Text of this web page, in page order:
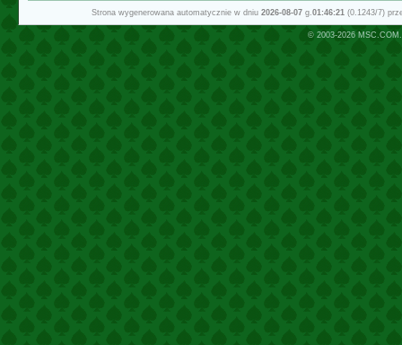
Strona wygenerowana automatycznie w dniu 2026-08-07g.01:46:21(0.1243/7)
© 2003-2026